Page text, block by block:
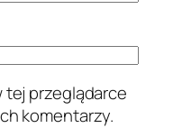
tej przeglądarce
komentarzy.